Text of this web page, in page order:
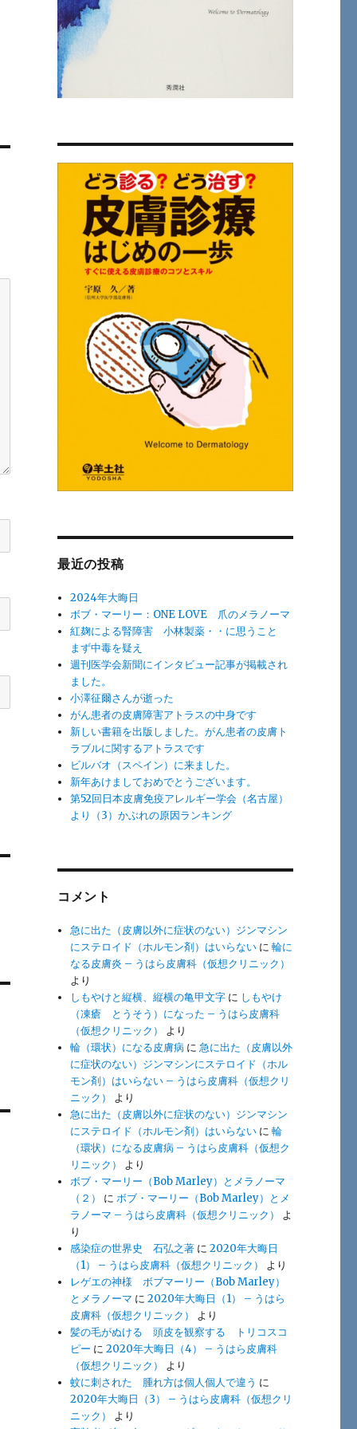
最近の投稿
2024年大晦日
ボブ・マーリー：ONE LOVE 爪のメラノーマ
紅麹による腎障害 小林製薬・・に思うこと
まず中毒を疑え
週刊医学会新聞にインタビュー記事が掲載され
ました。
小澤征爾さんが逝った
がん患者の皮膚障害アトラスの中身です
新しい書籍を出版しました。がん患者の皮膚ト
ラブルに関するアトラスです
ビルバオ（スペイン）に来ました。
新年あけましておめでとうございます。
第52回日本皮膚免疫アレルギー学会（名古屋）
より（3）かぶれの原因ランキング
コメント
急に出た（皮膚以外に症状のない）ジンマシン
にステロイド（ホルモン剤）はいらない に輪に
なる皮膚炎 – うはら皮膚科（仮想クリニック）
より
しもやけと縦横、縦横の亀甲文字 に しもやけ
（凍瘡 とうそう）になった – うはら皮膚科
（仮想クリニック）
より
輪（環状）になる皮膚病 に急に出た（皮膚以外
に症状のない）ジンマシンにステロイド（ホル
モン剤）はいらない – うはら皮膚科（仮想クリ
ニック）
より
急に出た（皮膚以外に症状のない）ジンマシン
にステロイド（ホルモン剤）はいらない に輪
（環状）になる皮膚病 – うはら皮膚科（仮想ク
リニック）
より
ボブ・マーリー（Bob Marley）とメラノーマ
（２）
にボブ・マーリー（Bob Marley）とメ
ラノーマ – うはら皮膚科（仮想クリニック）
よ
り
感染症の世界史 石弘之著 に2020年大晦日
（1） – うはら皮膚科（仮想クリニック）
より
レゲエの神様 ボブマーリー（Bob Marley）
とメラノーマ に2020年大晦日（1） – うはら
皮膚科（仮想クリニック）
より
髪の毛がぬける 頭皮を観察する トリコスコ
ピー に2020年大晦日（4） – うはら皮膚科
（仮想クリニック）
より
蚊に刺された 腫れ方は個人個人で違う に
2020年大晦日（3） – うはら皮膚科（仮想クリ
ニック）
より